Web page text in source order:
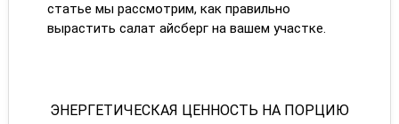
статье мы рассмотрим, как правильно
вырастить салат айсберг на вашем участке.
ЭНЕРГЕТИЧЕСКАЯ ЦЕННОСТЬ НА ПОРЦИЮ